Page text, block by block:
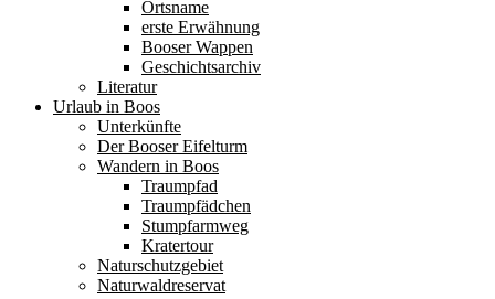
Ortsname
erste Erwähnung
Booser Wappen
Geschichtsarchiv
Literatur
Urlaub in Boos
Unterkünfte
Der Booser Eifelturm
Wandern in Boos
Traumpfad
Traumpfädchen
Stumpfarmweg
Kratertour
Naturschutzgebiet
Naturwaldreservat